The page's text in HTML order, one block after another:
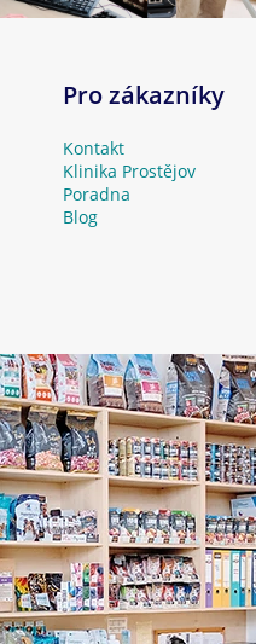
Pro zákazníky
Kontakt
Klinika Prostějov
Poradna
Blog